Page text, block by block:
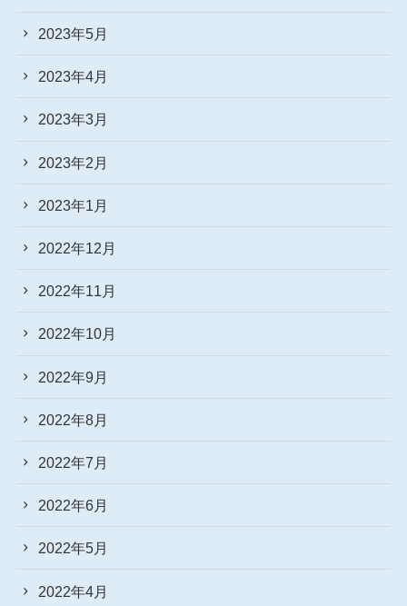
2023年5月
2023年4月
2023年3月
2023年2月
2023年1月
2022年12月
2022年11月
2022年10月
2022年9月
2022年8月
2022年7月
2022年6月
2022年5月
2022年4月